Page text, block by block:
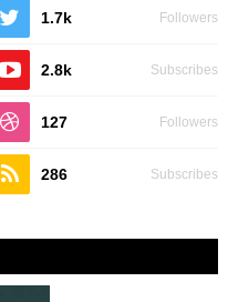
1.7k Followers
2.8k Subscribes
127 Followers
286 Subscribes